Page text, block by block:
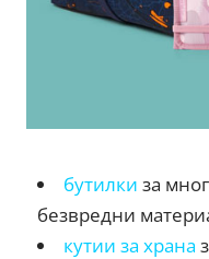
бутилкиза
безвредни
кутии за храна